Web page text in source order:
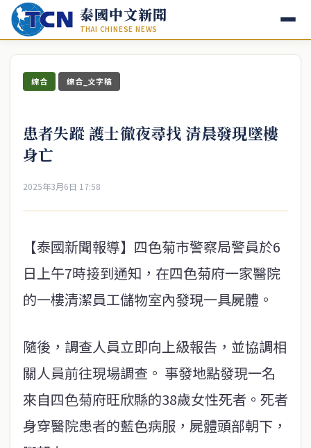
泰國中文新聞
THAI CHINESE NEWS
綜合 綜合_文字稿
患者失蹤 護士徹夜尋找 清晨發現墜樓
身亡
2025年3月6日 17:58
【泰國新聞報導】四色菊市警察局警員於6
日上午7時接到通知，在四色菊府一家醫院
的一樓清潔員工儲物室內發現一具屍體。
隨後，調查人員立即向上級報告，並協調相
關人員前往現場調查。 事發地點發現一名
來自四色菊府旺欣縣的38歲女性死者。死者
身穿醫院患者的藍色病服，屍體頭部朝下，